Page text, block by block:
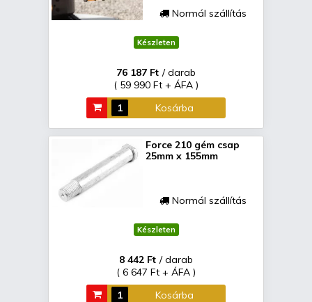
Normál szállítás
Készleten
76 187 Ft / darab
( 59 990 Ft + ÁFA )
Kosárba
Force 210 gém csap
25mm x 155mm
Normál szállítás
Készleten
8 442 Ft / darab
( 6 647 Ft + ÁFA )
Kosárba